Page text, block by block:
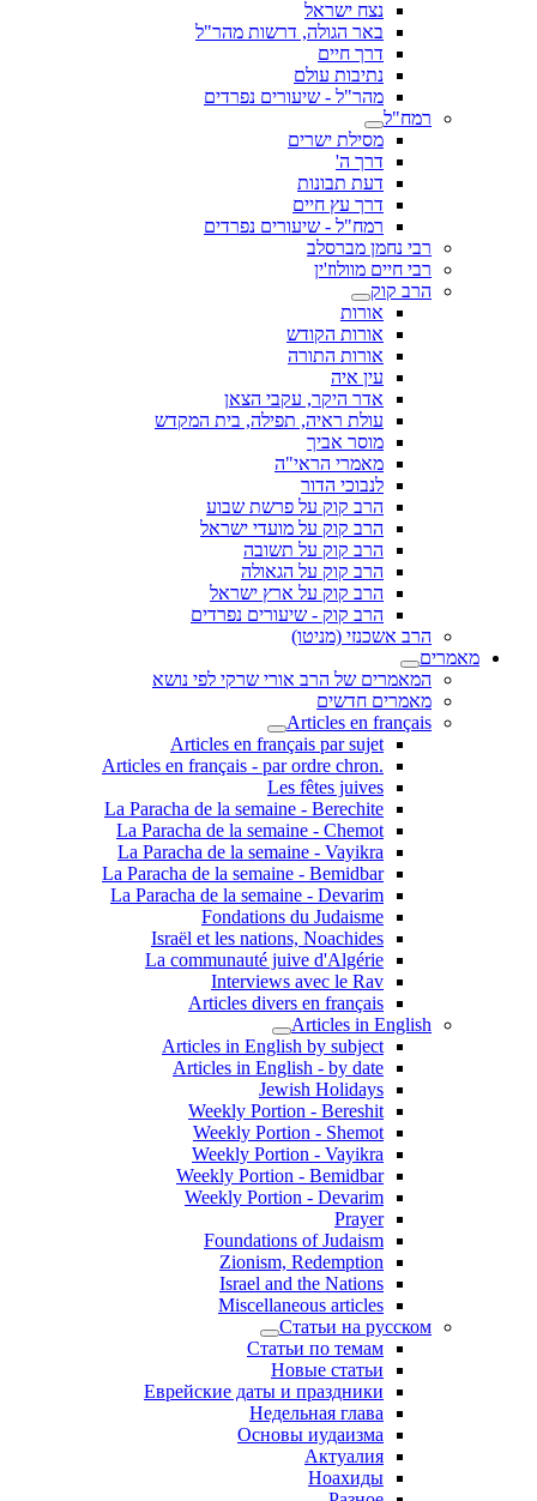
נצח ישראל
באר הגולה, דרשות מהר"ל
דרך חיים
נתיבות עולם
מהר"ל - שיעורים נפרדים
רמח"ל
מסילת ישרים
דרך ה'
דעת תבונות
דרך עץ חיים
רמח"ל - שיעורים נפרדים
רבי נחמן מברסלב
רבי חיים מוולוז'ין
הרב קוק
אורות
אורות הקודש
אורות התורה
עין איה
אדר היקר, עקבי הצאן
עולת ראיה, תפילה, בית המקדש
מוסר אביך
מאמרי הראי"ה
לנבוכי הדור
הרב קוק על פרשת שבוע
הרב קוק על מועדי ישראל
הרב קוק על תשובה
הרב קוק על הגאולה
הרב קוק על ארץ ישראל
הרב קוק - שיעורים נפרדים
הרב אשכנזי (מניטו)
מאמרים
המאמרים של הרב אורי שרקי לפי נושא
מאמרים חדשים
Articles en français
Articles en français par sujet
.Articles en français - par ordre chron
Les fêtes juives
La Paracha de la semaine - Berechite
La Paracha de la semaine - Chemot
La Paracha de la semaine - Vayikra
La Paracha de la semaine - Bemidbar
La Paracha de la semaine - Devarim
Fondations du Judaisme
Israël et les nations, Noachides
La communauté juive d'Algérie
Interviews avec le Rav
Articles divers en français
Articles in English
Articles in English by subject
Articles in English - by date
Jewish Holidays
Weekly Portion - Bereshit
Weekly Portion - Shemot
Weekly Portion - Vayikra
Weekly Portion - Bemidbar
Weekly Portion - Devarim
Prayer
Foundations of Judaism
Zionism, Redemption
Israel and the Nations
Miscellaneous articles
Статьи на русском
Статьи по темам
Новые статьи
Еврейские даты и праздники
Недельная глава
Основы иудаизма
Актуалия
Ноахиды